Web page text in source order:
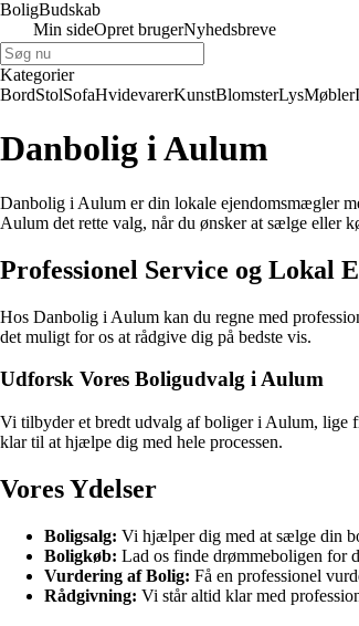
BoligBudskab
Min sideOpret brugerNyhedsbreve
Kategorier
BordStolSofaHvidevarerKunstBlomsterLysMøbler
Danbolig i Aulum
Danbolig i Aulum er din lokale ejendomsmægler
Aulum det rette valg, når du ønsker at sælge eller
Professionel Service og Lokal
Hos Danbolig i Aulum kan du regne med
det muligt for os at rådgive dig på bedste vis.
Udforsk Vores Boligudvalg i Aulum
Vi tilbyder et bredt udvalg af boliger i Aulum, lige
klar til at hjælpe dig med hele processen.
Vores Ydelser
Boligsalg: Vi hjælper dig med at sælge din
Boligkøb: Lad os finde drømmeboligen for
Vurdering af Bolig: Få en professionel
Rådgivning: Vi står altid klar med